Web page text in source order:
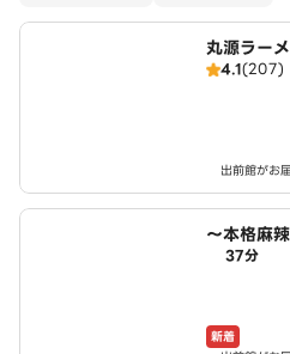
丸源ラー
4.1(207)
出前館がお
～本格麻
あま市店
37分
新着